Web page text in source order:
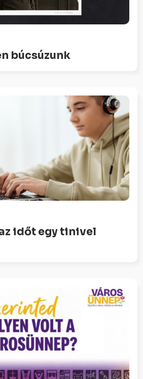
búcsúzunk
időt egy tinivel